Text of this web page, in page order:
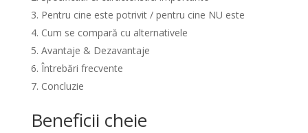
Pentru cine este potrivit / pentru cine NU este
Cum se compară cu alternativele
Avantaje & Dezavantaje
Întrebări frecvente
Concluzie
Beneficii cheie